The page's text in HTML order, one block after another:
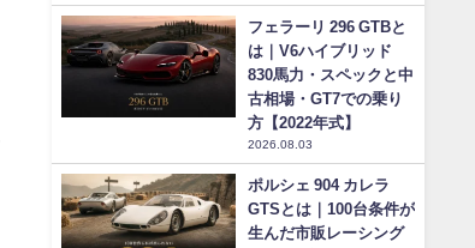
フェラーリ 296 GTBと
は｜V6ハイブリッド
830馬力・スペックと中
古相場・GT7での乗り
方【2022年式】
2026.08.03
ポルシェ 904 カレラ
GTSとは｜100台条件が
生んだ市販レーシング